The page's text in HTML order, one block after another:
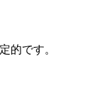
的です。